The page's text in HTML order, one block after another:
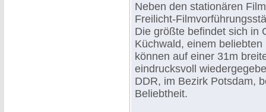
Neben den stationären
Freilicht-
Die größte befindet sich in
Küchwald, einem
können auf einer 31m
eindrucksvoll
DDR, im Bezirk Potsdam,
Beliebtheit.